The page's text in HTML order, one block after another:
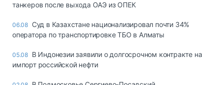
танкеров после выхода ОАЭ из ОПЕК
06.08 Суд в Казахстане национализировал почти 34%
оператора по транспортировке ТБО в Алматы
05.08 В Индонезии заявили о долгосрочном контракте на
импорт российской нефти